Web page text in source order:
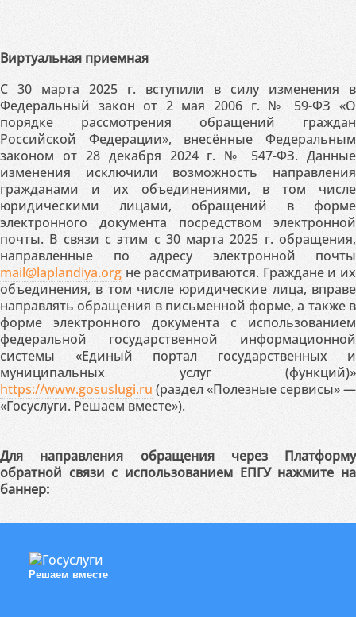
Виртуальная приемная
С 30 марта 2025 г. вступили в силу изменения в
Федеральный закон от 2 мая 2006 г. № 59-ФЗ «О
порядке рассмотрения обращений граждан
Российской Федерации», внесённые Федеральным
законом от 28 декабря 2024 г. № 547-ФЗ. Данные
изменения исключили возможность направления
гражданами и их объединениями, в том числе
юридическими лицами, обращений в форме
электронного документа посредством электронной
почты. В связи с этим с 30 марта 2025 г. обращения,
направленные по адресу электронной почты
mail@laplandiya.org не рассматриваются. Граждане и их
объединения, в том числе юридические лица, вправе
направлять обращения в письменной форме, а также в
форме электронного документа с использованием
федеральной государственной информационной
системы «Единый портал государственных и
муниципальных услуг (функций)»
https://www.gosuslugi.ru (раздел «Полезные сервисы» —
«Госуслуги. Решаем вместе»).
Для направления обращения через Платформу
обратной связи с использованием ЕПГУ нажмите на
баннер:
Решаем вместе